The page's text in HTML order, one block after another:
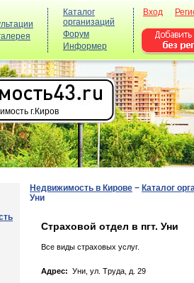
Каталог
организаций
Форум
Информер
Вход
г.Киров
Недвижимость в Кирове − Каталог
Уни
Страховой отдел в пгт. Уни
Все виды страховых услуг.
Адрес: Уни, ул. Тpудa, д. 29